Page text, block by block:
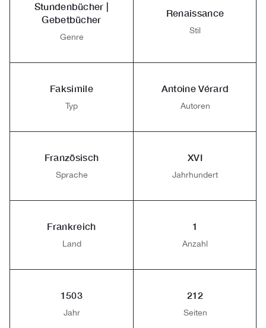
Stundenbücher |
Gebetbücher
Genre
Renaissance
Stil
Faksimile
Typ
Antoine Vérard
Autoren
Französisch
Sprache
XVI
Jahrhundert
Frankreich
Land
1
Anzahl
1503
Jahr
212
Seiten